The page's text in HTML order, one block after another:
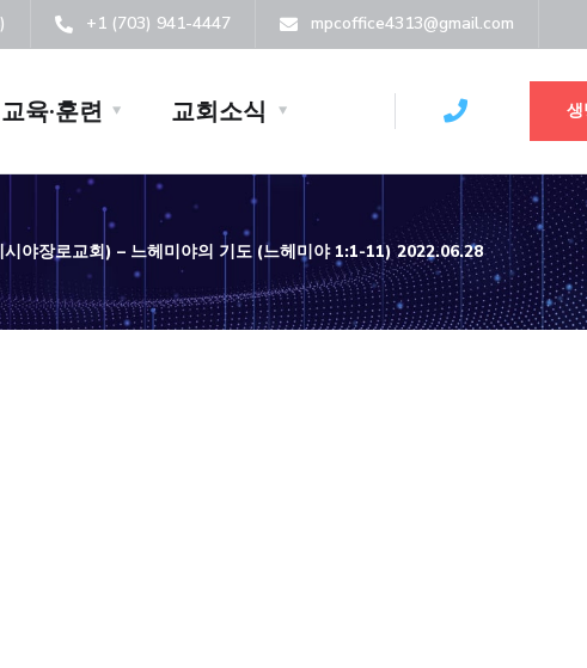
+1 (703) 941-4447 mpcoffice4313@gmail.com
교육·훈련 교회소식
시야장로교회) – 느헤미야의 기도 (느헤미야 1:1-11) 2022.06.28